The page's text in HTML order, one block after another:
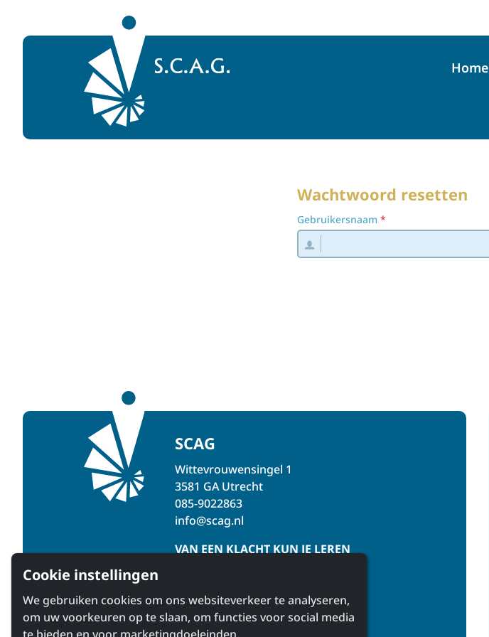
Cookie instellingen
We gebruiken cookies om ons websiteverkeer te analyseren,
om uw voorkeuren op te slaan, om functies voor social media
Naar homepage
Home
Wachtwoord resetten
Gebruikersnaam
SCAG
Wittevrouwensingel 1
3581 GA Utrecht
085-9022863
info@scag.nl
VAN EEN KLACHT KUN JE LEREN